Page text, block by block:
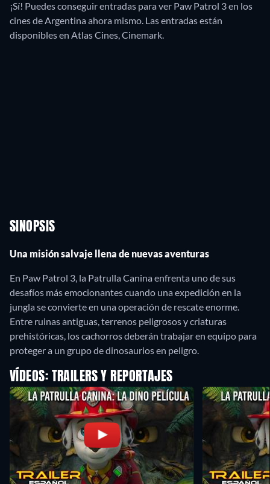
¡Sí! Puedes conseguir entradas para ver Paw Patrol 3 en los
cines de Argentina ahora mismo. Las entradas están
disponibles en Atlas Cines, Cinemark.
SINOPSIS
Una misión salvaje llena de nuevas aventuras
En Paw Patrol 3, la Patrulla Canina enfrenta uno de sus
desafíos más emocionantes cuando una expedición en la
jungla se convierte en una operación de rescate enorme.
Entre ruinas antiguas, terrenos peligrosos y criaturas
prehistóricas, los cachorros deberán trabajar en equipo para
proteger a un grupo de dinosaurios en peligro.
VÍDEOS: TRAILERS Y REPORTAJES